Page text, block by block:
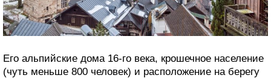
Его альпийские дома 16-го века, крошечное население
(чуть меньше 800 человек) и расположение на берегу